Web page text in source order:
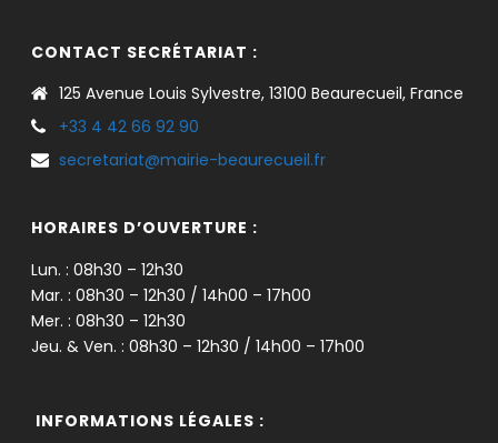
CONTACT SECRÉTARIAT :
125 Avenue Louis Sylvestre, 13100 Beaurecueil, France
+33 4 42 66 92 90
secretariat@mairie-beaurecueil.fr
HORAIRES D’OUVERTURE :
Lun. : 08h30 – 12h30
Mar. : 08h30 – 12h30 / 14h00 – 17h00
Mer. : 08h30 – 12h30
Jeu. & Ven. : 08h30 – 12h30 / 14h00 – 17h00
INFORMATIONS LÉGALES :